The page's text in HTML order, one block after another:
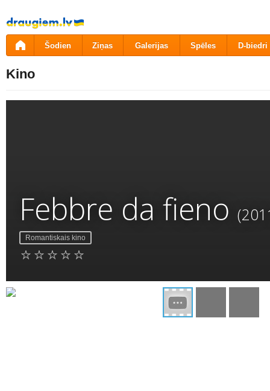
Pāriet
uz
saturu
Šodien Ziņas Galerijas Spēles D-biedri
Kino
Febbre da fieno
Romantiskais kino